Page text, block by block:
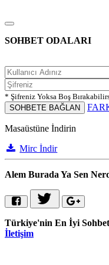
SOHBET ODALARI
* Şifreniz Yoksa Boş
SOHBETE BAĞLAN
Masaüstüne İndirin
Mirc İndir
Alem Burada Ya Sen
Türkiye'nin En İyi
İletişim